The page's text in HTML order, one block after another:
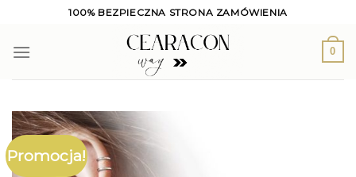
content
100% BEZPIECZNA STRONA ZAMÓWIENIA
0
Promocja!